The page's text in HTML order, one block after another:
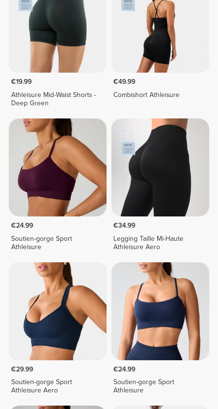
€19.99
Athleisure Mid-Waist Shorts -
Deep Green
€49.99
Combishort Athleisure
€24.99
Soutien-gorge Sport
Athleisure
€34.99
Legging Taille Mi-Haute
Athleisure Aero
€29.99
Soutien-gorge Sport
Athleisure Aero
€24.99
Soutien-gorge Sport
Athleisure